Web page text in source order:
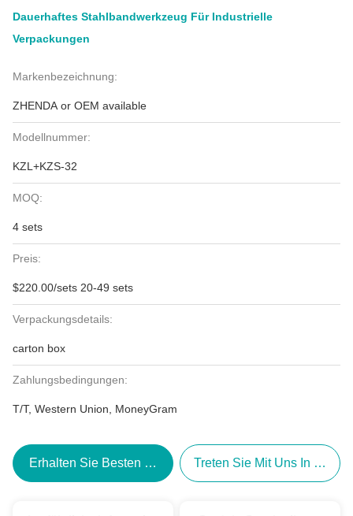
Dauerhaftes Stahlbandwerkzeug Für Industrielle
Verpackungen
Markenbezeichnung:
ZHENDA or OEM available
Modellnummer:
KZL+KZS-32
MOQ:
4 sets
Preis:
$220.00/sets 20-49 sets
Verpackungsdetails:
carton box
Zahlungsbedingungen:
T/T, Western Union, MoneyGram
Erhalten Sie Besten Preis Treten Sie Mit Uns In